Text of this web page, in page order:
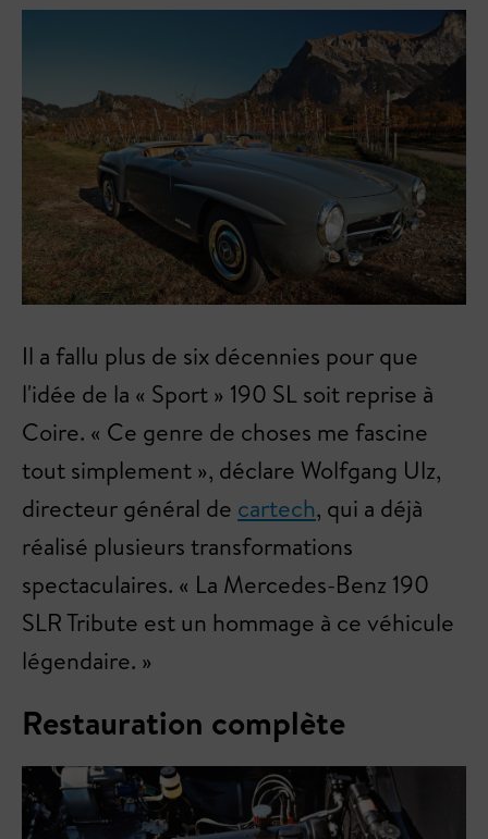
Il a fallu plus de six décennies pour que
l'idée de la « Sport » 190 SL soit reprise à
Coire. « Ce genre de choses me fascine
tout simplement », déclare Wolfgang Ulz,
directeur général de cartech, qui a déjà
réalisé plusieurs transformations
spectaculaires. « La Mercedes-Benz 190
SLR Tribute est un hommage à ce véhicule
légendaire. »
Restauration complète